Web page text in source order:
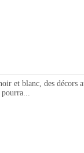
blanc, des décors
pourra...